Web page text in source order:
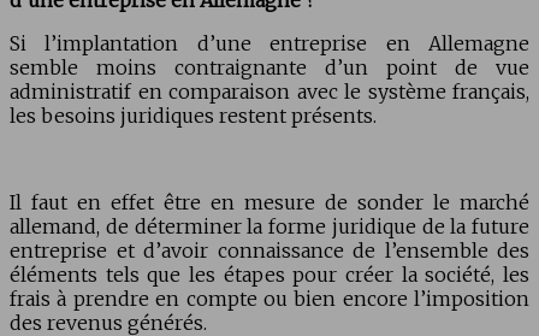
Si l’implantation d’une entreprise en Allemagne
semble moins contraignante d’un point de vue
administratif en comparaison avec le système français,
les besoins juridiques restent présents.
Il faut en effet être en mesure de sonder le marché
allemand, de déterminer la forme juridique de la future
entreprise et d’avoir connaissance de l’ensemble des
éléments tels que les étapes pour créer la société, les
frais à prendre en compte ou bien encore l’imposition
des revenus générés.